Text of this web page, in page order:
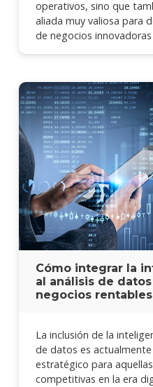
operativos, sino que
aliada muy valiosa para
de negocios
Cómo integrar la
al análisis de
negocios rentables
La inclusión de la
de datos es
estratégico para
competitivas en la era